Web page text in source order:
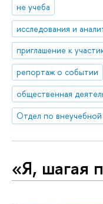
не учеба
исследования и
приглашение к
репортаж о событии
общественная
«Я, шагая